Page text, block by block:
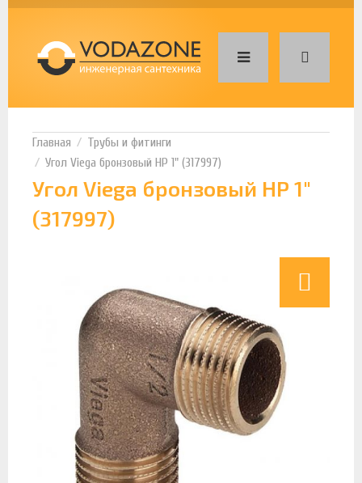
Трубы и фитинги
Угол Viega бронзовый НР 1" (317997)
Угол Viega бронзовый НР 1"
(317997)